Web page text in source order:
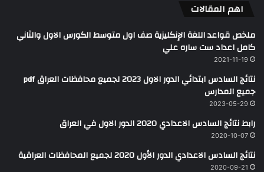
اهم المقالات
ملخص قواعد اللغة الإنكليزية صف اول متوسط الكورس الاول والثاني
كامل اعداد ست ساره علي
2021-11-19
نتائج السادس ابتدائي الدور الاول 2023 لجميع محافظات العراق pdf
جميع المدارس
2023-05-29
رابط نتائج السادس الاعدادي 2020 الدور الاول في العراق
2020-10-07
نتائج السادس الاعدادي الدور الأول 2020 لجميع المحافظات العراقية
2020-09-21